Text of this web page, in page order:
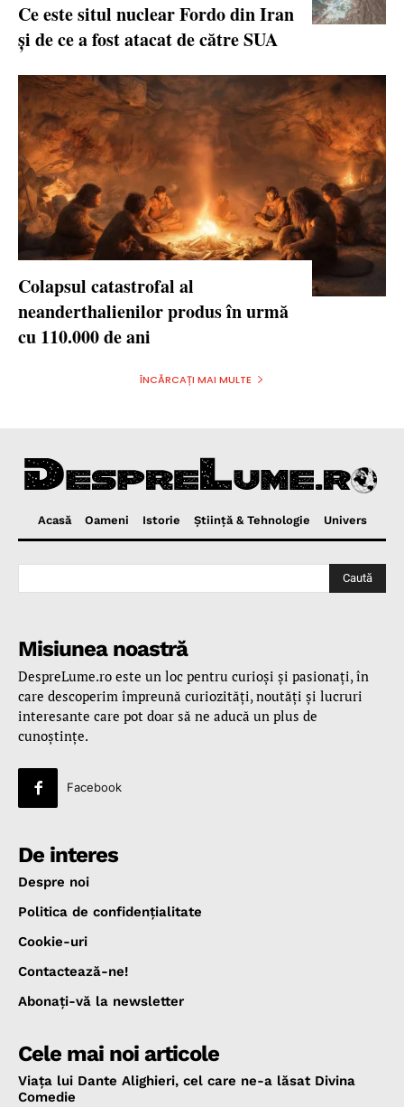
Ce este situl nuclear Fordo din Iran
și de ce a fost atacat de către SUA
Colapsul catastrofal al
neanderthalienilor produs în urmă
cu 110.000 de ani
ÎNCĂRCAȚI MAI MULTE
Acasă Oameni Istorie Ştiinţă & Tehnologie Univers
Caută
Misiunea noastră
DespreLume.ro este un loc pentru curioşi şi pasionaţi, în
care descoperim împreună curiozităţi, noutăţi şi lucruri
interesante care pot doar să ne aducă un plus de
cunoştinţe.
Facebook
De interes
Despre noi
Politica de confidenţialitate
Cookie-uri
Contactează-ne!
Abonaţi-vă la newsletter
Cele mai noi articole
Viața lui Dante Alighieri, cel care ne-a lăsat Divina
Comedie